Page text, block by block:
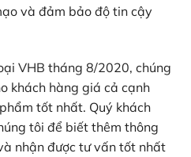
và đảm bảo độ tin cậy
VHB tháng 8/2020, chúng
khách hàng giá cả cạnh
tốt nhất. Quý khách
tôi để biết thêm thông
nhận được tư vấn tốt nhất